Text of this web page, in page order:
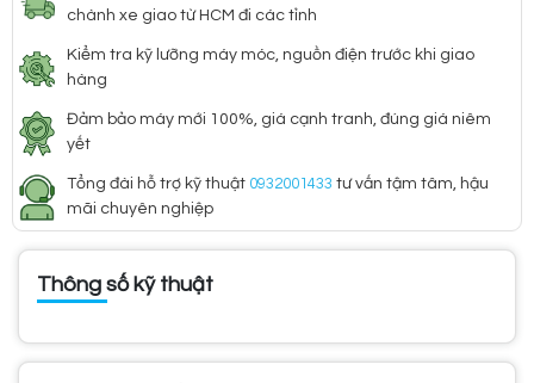
chành xe giao từ HCM đi các tỉnh
Kiểm tra kỹ lưỡng máy móc, nguồn điện trước khi giao
hàng
Đảm bảo máy mới 100%, giá cạnh tranh, đúng giá niêm
yết
Tổng đài hỗ trợ kỹ thuật 0932001433 tư vấn tậm tâm, hậu
mãi chuyên nghiệp
Thông số kỹ thuật